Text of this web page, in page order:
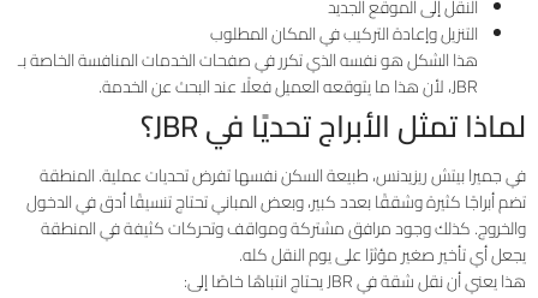
النقل إلى الموقع الجديد
التنزيل وإعادة التركيب في المكان المطلوب
هذا الشكل هو نفسه الذي تكرر في صفحات الخدمات المنافسة الخاصة بـ
JBR، لأن هذا ما يتوقعه العميل فعلًا عند البحث عن الخدمة.
لماذا تمثل الأبراج تحديًا في JBR؟
في جميرا بيتش ريزيدنس، طبيعة السكن نفسها تفرض تحديات عملية. المنطقة
تضم أبراجًا كثيرة وشققًا بعدد كبير، وبعض المباني تحتاج تنسيقًا أدق في الدخول
والخروج. كذلك وجود مرافق مشتركة ومواقف وتحركات كثيفة في المنطقة
يجعل أي تأخير صغير مؤثرًا على يوم النقل كله.
هذا يعني أن نقل شقة في JBR يحتاج انتباهًا خاصًا إلى: